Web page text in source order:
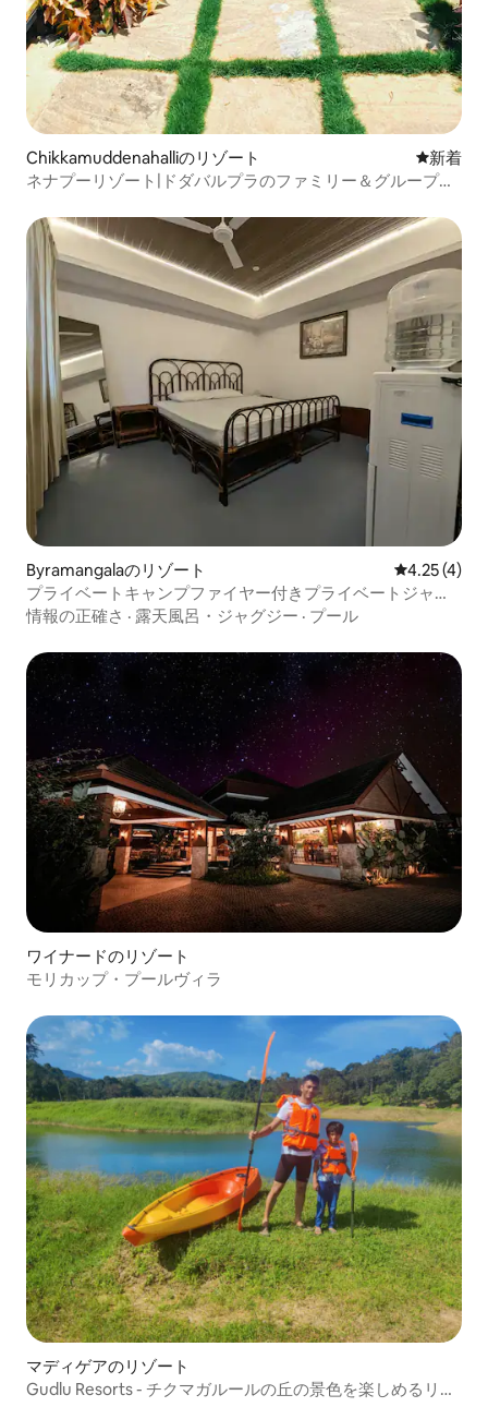
Chikkamuddenahalliのリゾート 新しい宿
新着
ネナプーリゾート|ドダバルプラのファミリー＆グループ向
Byramangalaのリゾート レビュー4
4.25 (4)
プライベートキャンプファイヤー付きプライベートジャグ
ジースパルーム
情報の正確さ · 露天風呂・ジャグジー · プール
ワイナードのリゾート
モリカップ・プールヴィラ
マディゲアのリゾート
Gudlu Resorts - チクマガルールの丘の景色を楽しめるリゾ